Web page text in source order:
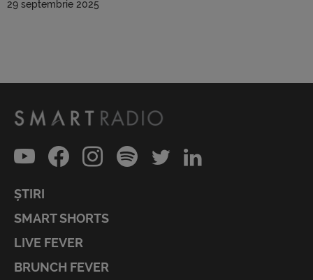
29 septembrie 2025
ȘTIRI
SMART SHORTS
LIVE FEVER
BRUNCH FEVER